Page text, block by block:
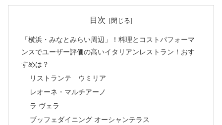
目次
「横浜・みなとみらい周辺」！料理とコストパフォーマ
ンスでユーザー評価の高いイタリアンレストラン！おす
すめは？
リストランテ ウミリア
レオーネ・マルチアーノ
ラ ヴェラ
ブッフェダイニング オーシャンテラス